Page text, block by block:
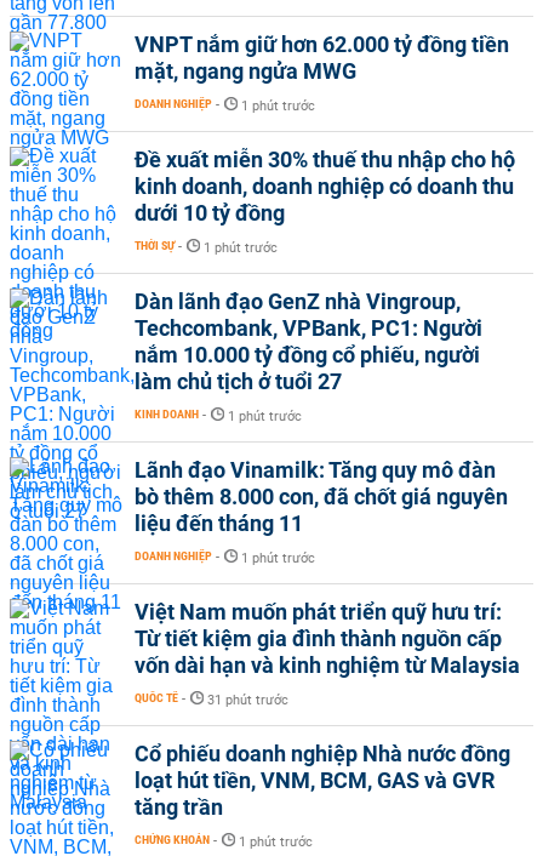
VNPT nắm giữ hơn 62.000 tỷ đồng tiền
mặt, ngang ngửa MWG
DOANH NGHIỆP - 1 phút trước
Đề xuất miễn 30% thuế thu nhập cho hộ
kinh doanh, doanh nghiệp có doanh thu
dưới 10 tỷ đồng
THỜI SỰ - 1 phút trước
Dàn lãnh đạo GenZ nhà Vingroup,
Techcombank, VPBank, PC1: Người
nắm 10.000 tỷ đồng cổ phiếu, người
làm chủ tịch ở tuổi 27
KINH DOANH - 1 phút trước
Lãnh đạo Vinamilk: Tăng quy mô đàn
bò thêm 8.000 con, đã chốt giá nguyên
liệu đến tháng 11
DOANH NGHIỆP - 1 phút trước
Việt Nam muốn phát triển quỹ hưu trí:
Từ tiết kiệm gia đình thành nguồn cấp
vốn dài hạn và kinh nghiệm từ Malaysia
QUỐC TẾ - 31 phút trước
Cổ phiếu doanh nghiệp Nhà nước đồng
loạt hút tiền, VNM, BCM, GAS và GVR
tăng trần
CHỨNG KHOÁN - 1 phút trước